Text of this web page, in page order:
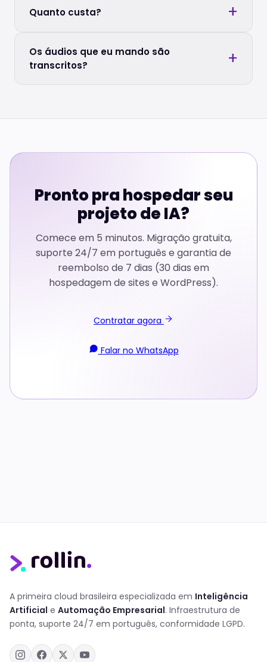
Quanto custa?
Os áudios que eu mando são
transcritos?
Pronto pra hospedar seu
projeto de IA?
Comece em 5 minutos. Migração gratuita,
suporte 24/7 em português e garantia de
reembolso de 7 dias (30 dias em
hospedagem de sites e WordPress).
Contratar agora
Falar no WhatsApp
A primeira cloud brasileira especializada em Inteligência
Artificial e Automação Empresarial. Infraestrutura de
ponta, suporte 24/7 em português, conformidade LGPD.